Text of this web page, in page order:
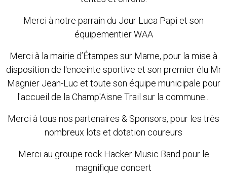
Merci à notre parrain du Jour Luca Papi et son
équipementier WAA
Merci à la mairie d’Étampes sur Marne, pour la mise à
disposition de l'enceinte sportive et son premier élu Mr
Magnier Jean-Luc et toute son équipe municipale pour
l'accueil de la Champ'Aisne Trail sur la commune...
Merci à tous nos partenaires & Sponsors, pour les très
nombreux lots et dotation coureurs
Merci au groupe rock Hacker Music Band pour le
magnifique concert